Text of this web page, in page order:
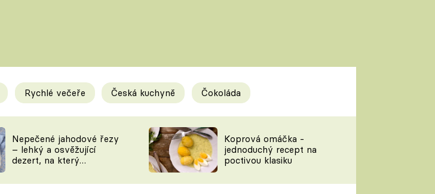
triky
JÍDLEM
Novinky
ŠÉFREDAKTORKY
Prima LAJK
Sledujte nás
Rychlé večeře Česká kuchyně Čokoláda
Nepečené jahodové řezy
– lehký a osvěžující
dezert, na který
Koprová omáčka -
jednoduchý recept na
poctivou klasiku